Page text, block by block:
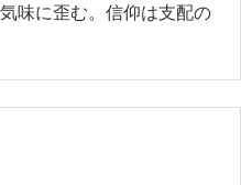
味に歪む。信仰は支配の